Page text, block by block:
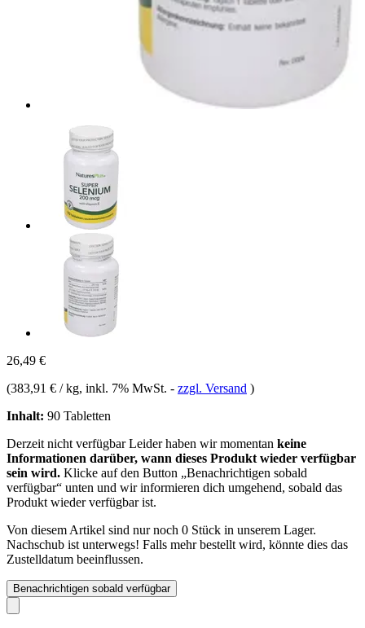
26,49 €
(383,91 € / kg, inkl. 7% MwSt. - zzgl. Versand )
Inhalt: 90 Tabletten
Derzeit nicht verfügbarLeider haben wir momentan keine
Informationen darüber, wann dieses Produkt wieder verfügbar
sein wird. Klicke auf den Button „Benachrichtigen sobald
verfügbar“ unten und wir informieren dich umgehend, sobald das
Produkt wieder verfügbar ist.
Von diesem Artikel sind nur noch 0 Stück in unserem Lager.
Nachschub ist unterwegs! Falls mehr bestellt wird, könnte dies das
Zustelldatum beeinflussen.
Benachrichtigen sobald verfügbar